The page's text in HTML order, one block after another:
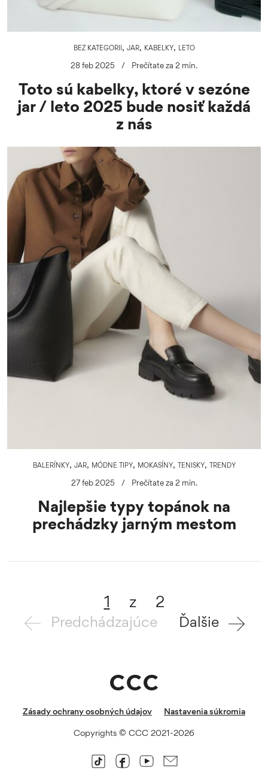
BEZ KATEGORII , JAR, KABELKY, LETO
28 feb 2025 / Prečítate za 2 min.
Toto sú kabelky, ktoré v sezóne
jar / leto 2025 bude nosiť každá
z nás
BALERÍNKY, JAR, MÓDNE TIPY, MOKASÍNY, TENISKY, TRENDY
27 feb 2025 / Prečítate za 2 min.
Najlepšie typy topánok na
prechádzky jarným mestom
1 z 2
Predchádzajúce Ďalšie
Zásady ochrany osobných údajov Nastavenia súkromia
Copyrights © CCC 2021-2026